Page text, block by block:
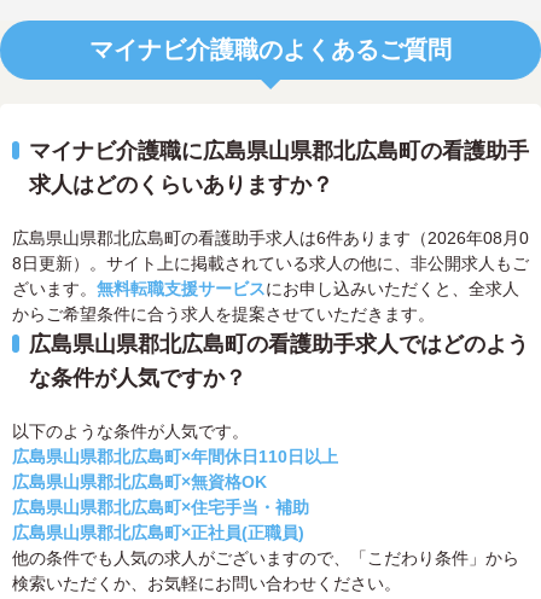
マイナビ介護職のよくあるご質問
マイナビ介護職に広島県山県郡北広島町の看護助手
求人はどのくらいありますか？
広島県山県郡北広島町の看護助手求人は6件あります（2026年08月0
8日更新）。サイト上に掲載されている求人の他に、非公開求人もご
ざいます。 無料転職支援サービスにお申し込みいただくと、全求人
からご希望条件に合う求人を提案させていただきます。
広島県山県郡北広島町の看護助手求人ではどのよう
な条件が人気ですか？
以下のような条件が人気です。
広島県山県郡北広島町×年間休日110日以上
広島県山県郡北広島町×無資格OK
広島県山県郡北広島町×住宅手当・補助
広島県山県郡北広島町×正社員(正職員)
他の条件でも人気の求人がございますので、「こだわり条件」から
検索いただくか、お気軽にお問い合わせください。